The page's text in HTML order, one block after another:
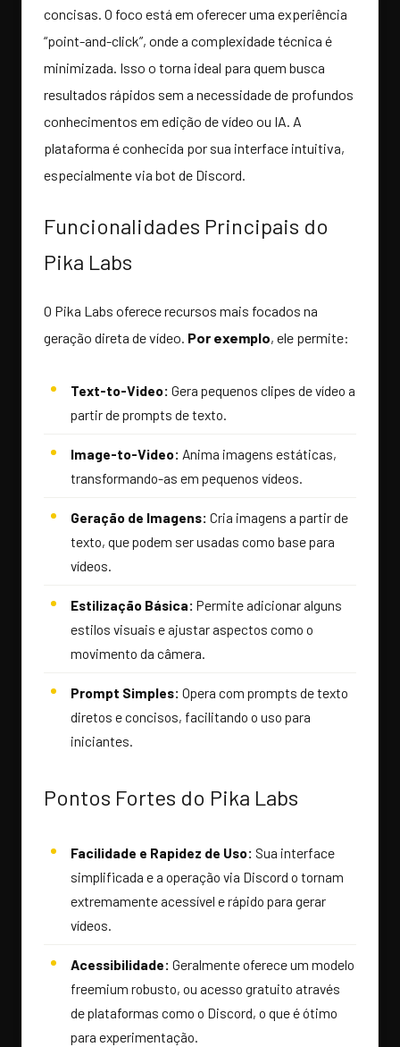
concisas. O foco está em oferecer uma experiência
“point-and-click”, onde a complexidade técnica é
minimizada. Isso o torna ideal para quem busca
resultados rápidos sem a necessidade de profundos
conhecimentos em edição de vídeo ou IA. A
plataforma é conhecida por sua interface intuitiva,
especialmente via bot de Discord.
Funcionalidades Principais do
Pika Labs
O Pika Labs oferece recursos mais focados na
geração direta de vídeo. Por exemplo, ele permite:
Text-to-Video: Gera pequenos clipes de vídeo a
partir de prompts de texto.
Image-to-Video: Anima imagens estáticas,
transformando-as em pequenos vídeos.
Geração de Imagens: Cria imagens a partir de
texto, que podem ser usadas como base para
vídeos.
Estilização Básica: Permite adicionar alguns
estilos visuais e ajustar aspectos como o
movimento da câmera.
Prompt Simples: Opera com prompts de texto
diretos e concisos, facilitando o uso para
iniciantes.
Pontos Fortes do Pika Labs
Facilidade e Rapidez de Uso: Sua interface
simplificada e a operação via Discord o tornam
extremamente acessível e rápido para gerar
vídeos.
Acessibilidade: Geralmente oferece um modelo
freemium robusto, ou acesso gratuito através
de plataformas como o Discord, o que é ótimo
para experimentação.